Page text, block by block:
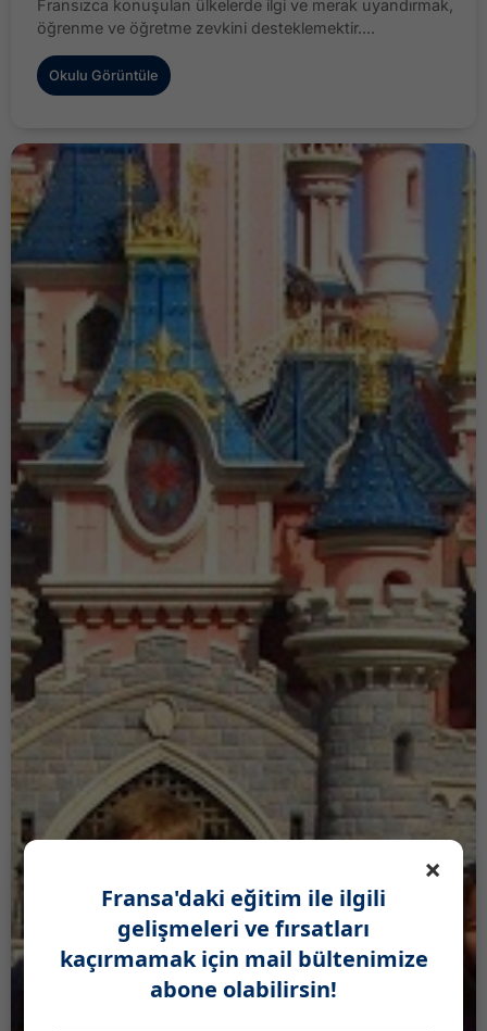
Fransızca konuşulan ülkelerde ilgi ve merak uyandırmak,
öğrenme ve öğretme zevkini desteklemektir....
Okulu Görüntüle
×
Fransa'daki eğitim ile ilgili
gelişmeleri ve fırsatları
kaçırmamak için mail bültenimize
abone olabilirsin!